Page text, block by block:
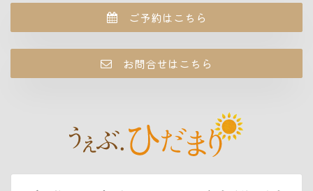
ご予約はこちら
お問合せはこちら